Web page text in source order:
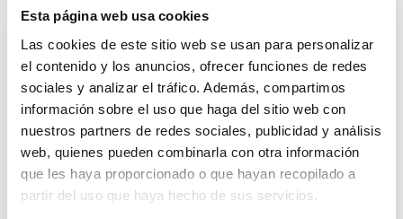
Esta página web usa cookies
Las cookies de este sitio web se usan para personalizar
el contenido y los anuncios, ofrecer funciones de redes
sociales y analizar el tráfico. Además, compartimos
información sobre el uso que haga del sitio web con
nuestros partners de redes sociales, publicidad y análisis
web, quienes pueden combinarla con otra información
que les haya proporcionado o que hayan recopilado a
partir del uso que haya hecho de sus servicios.
- Punto de inflamación: 55 ºC
- ADR: 6.1 T1 II UN 2929
- IMDG: 6.1 II UN 2929
- IATA/ICAO: 6.1 II UN 2929
- Palabra de advertencia-GHS: Peligro
- Frases H-GHS : H226 - H301 - H310+H330 - H315 - H319 -
H351 - H361d - H372 - - -
- Frases P-GHS: P210 - P241 - P284 - P303+P361+P353 -
P405 - P501a - -
- Partida arancelaria: 3822 00 00 00
ESPECIFICACIONES
Para uso con: Aquagent® Complet 5K (AQ0004)
Te puede interesar